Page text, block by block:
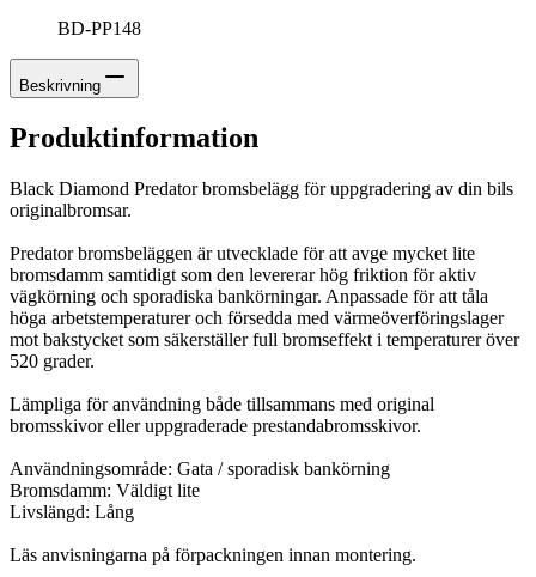
BD-PP148
Beskrivning
Produktinformation
Black Diamond Predator bromsbelägg för uppgradering av din bils
originalbromsar.
Predator bromsbeläggen är utvecklade för att avge mycket lite
bromsdamm samtidigt som den levererar hög friktion för aktiv
vägkörning och sporadiska bankörningar. Anpassade för att tåla
höga arbetstemperaturer och försedda med värmeöverföringslager
mot bakstycket som säkerställer full bromseffekt i temperaturer över
520 grader.
Lämpliga för användning både tillsammans med original
bromsskivor eller uppgraderade prestandabromsskivor.
Användningsområde: Gata / sporadisk bankörning
Bromsdamm: Väldigt lite
Livslängd: Lång
Läs anvisningarna på förpackningen innan montering.